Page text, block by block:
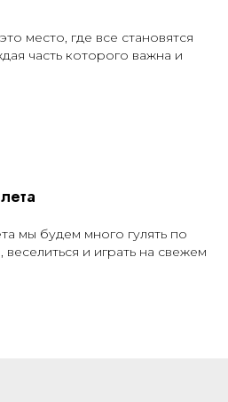
место, где все становятся
часть которого важна и
мы будем много гулять по
веселиться и играть на свежем